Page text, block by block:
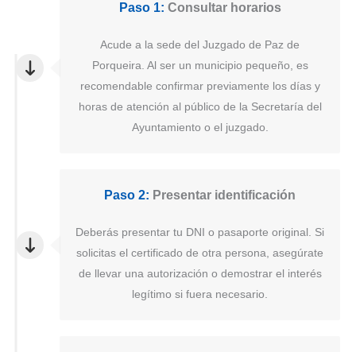
Paso 1: Consultar horarios
Acude a la sede del Juzgado de Paz de
Porqueira. Al ser un municipio pequeño, es
recomendable confirmar previamente los días y
horas de atención al público de la Secretaría del
Ayuntamiento o el juzgado.
Paso 2: Presentar identificación
Deberás presentar tu DNI o pasaporte original. Si
solicitas el certificado de otra persona, asegúrate
de llevar una autorización o demostrar el interés
legítimo si fuera necesario.